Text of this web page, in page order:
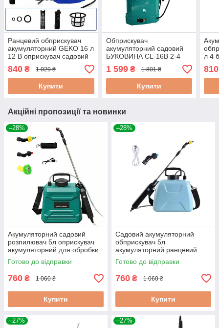
Ранцевий обприскувач
акумуляторний GEKO 16 л
12 В оприскувач садовий
електричний оприскувач
для саду та городу на
акумуляторі
840 ₴ 1 029 ₴
Купити
Обприскувач
акумуляторний садовий
БУКОВИНА CL-16В 2-4
рослин та обробки дерев
1 599₴ 1 801 ₴
Купити
л 4
810
Акційні пропозиції та новинки
–28%
Акумуляторний садовий
розпилювач 5л оприскувач
акумуляторний для обробки
рослин
Готово до відправки
760 ₴ 1 060 ₴
Купити
–28%
Садовий акумуляторний
обприскувач 5л
акумуляторний ранцевий
оприскувач для рослин
Готово до відправки
760 ₴ 1 060 ₴
Купити
–27% –27%